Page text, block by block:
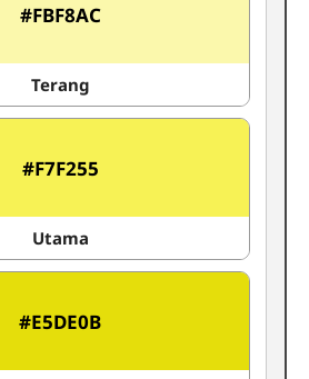
#FBF8AC
Terang
#F7F255
Utama
#E5DE0B